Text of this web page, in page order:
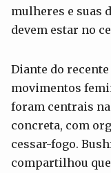
mulheres e suas
devem estar no
Diante do
movimentos
foram centrais
concreta, com
cessar-fogo.
compartilhou